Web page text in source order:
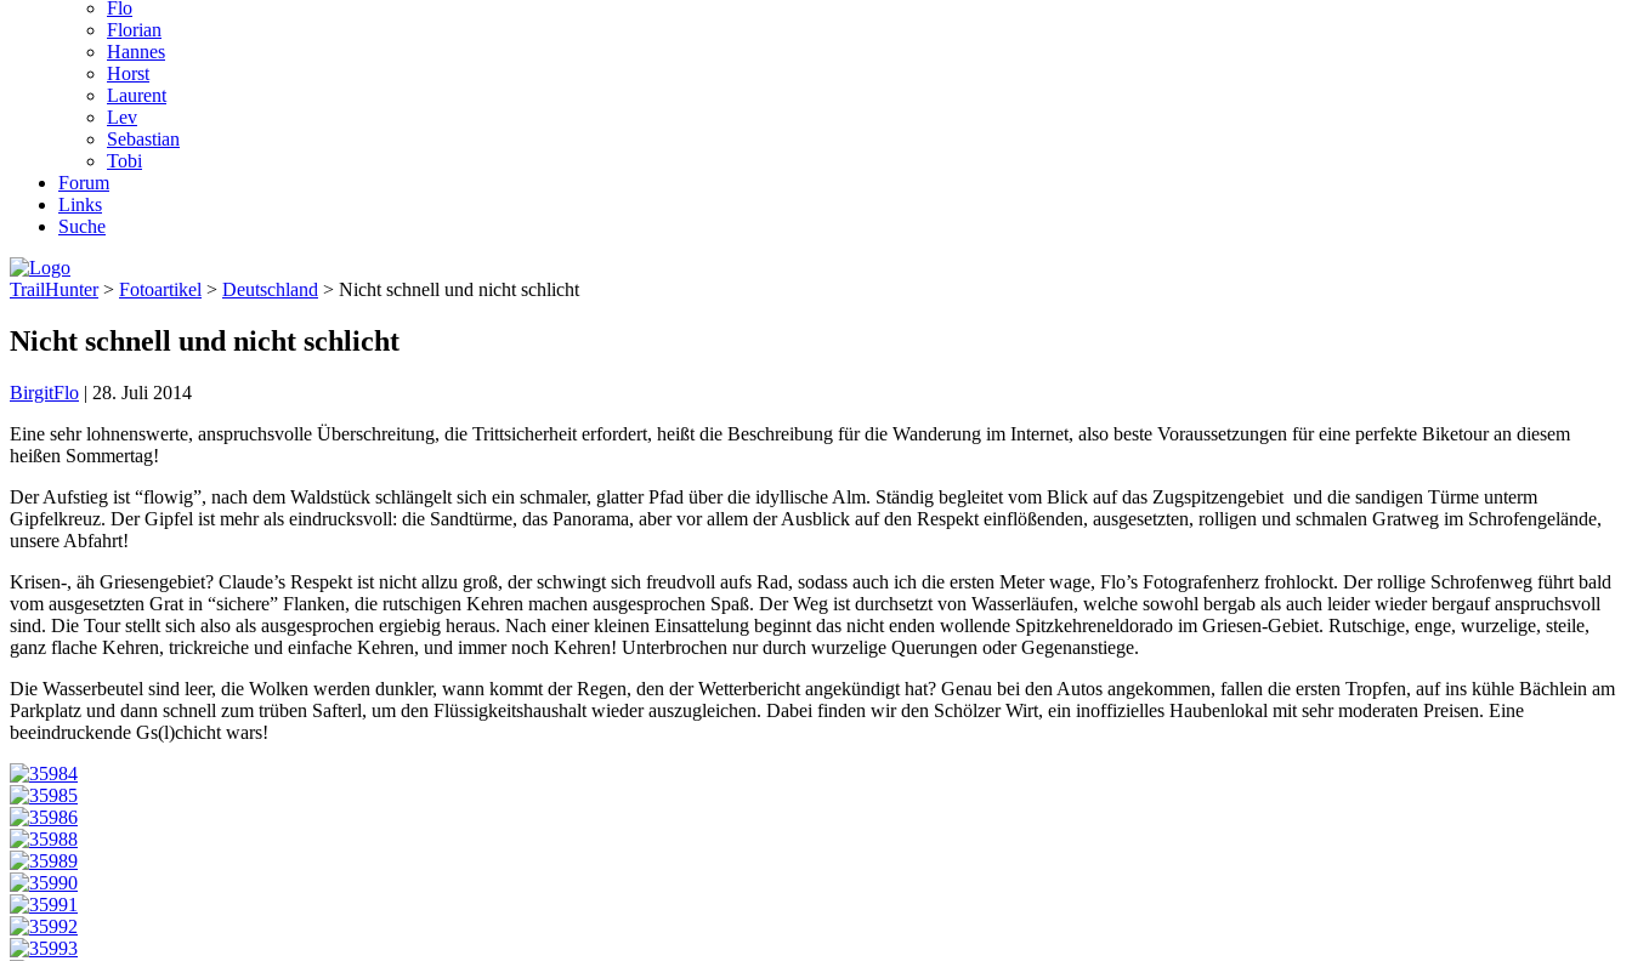
Flo
Florian
Hannes
Horst
Laurent
Lev
Sebastian
Tobi
Forum
Links
Suche
TrailHunter> Fotoartikel > Deutschland > Nicht schnell und nicht schlicht
Nicht schnell und nicht schlicht
BirgitFlo | 28. Juli 2014
Eine sehr lohnenswerte, anspruchsvolle Überschreitung, die Trittsicherheit erfordert, heißt die Beschreibung für die Wanderung im Internet, also beste Voraussetzungen für eine perfekte Biketour an diesem
heißen Sommertag!
Der Aufstieg ist “flowig”, nach dem Waldstück schlängelt sich ein schmaler, glatter Pfad über die idyllische Alm. Ständig begleitet vom Blick auf das Zugspitzengebiet und die sandigen Türme unterm
Gipfelkreuz. Der Gipfel ist mehr als eindrucksvoll: die Sandtürme, das Panorama, aber vor allem der Ausblick auf den Respekt einflößenden, ausgesetzten, rolligen und schmalen Gratweg im Schrofengelände,
unsere Abfahrt!
Krisen-, äh Griesengebiet? Claude’s Respekt ist nicht allzu groß, der schwingt sich freudvoll aufs Rad, sodass auch ich die ersten Meter wage, Flo’s Fotografenherz frohlockt. Der rollige Schrofenweg führt bald
vom ausgesetzten Grat in “sichere” Flanken, die rutschigen Kehren machen ausgesprochen Spaß. Der Weg ist durchsetzt von Wasserläufen, welche sowohl bergab als auch leider wieder bergauf anspruchsvoll
sind. Die Tour stellt sich also als ausgesprochen ergiebig heraus. Nach einer kleinen Einsattelung beginnt das nicht enden wollende Spitzkehreneldorado im Griesen-Gebiet. Rutschige, enge, wurzelige, steile,
ganz flache Kehren, trickreiche und einfache Kehren, und immer noch Kehren! Unterbrochen nur durch wurzelige Querungen oder Gegenanstiege.
Die Wasserbeutel sind leer, die Wolken werden dunkler, wann kommt der Regen, den der Wetterbericht angekündigt hat? Genau bei den Autos angekommen, fallen die ersten Tropfen, auf ins kühle Bächlein am
Parkplatz und dann schnell zum trüben Safterl, um den Flüssigkeitshaushalt wieder auszugleichen. Dabei finden wir den Schölzer Wirt, ein inoffizielles Haubenlokal mit sehr moderaten Preisen. Eine
beeindruckende Gs(l)chicht wars!